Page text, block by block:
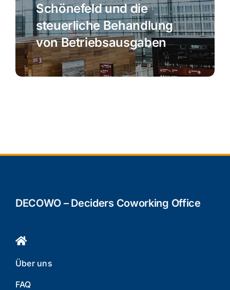
Schönefeld und die
steuerliche Behandlung
von Betriebsausgaben
DECOWO – Deciders Coworking Office
Über uns
FAQ